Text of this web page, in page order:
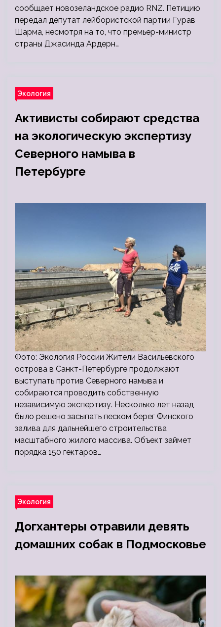
сообщает новозеландское радио RNZ. Петицию
передал депутат лейбористской партии Гурав
Шарма, несмотря на то, что премьер-министр
страны Джасинда Ардерн…
Экология
Активисты собирают средства
на экологическую экспертизу
Северного намыва в
Петербурге
Фото: Экология России Жители Васильевского
острова в Санкт-Петербурге продолжают
выступать против Северного намыва и
собираются проводить собственную
независимую экспертизу. Несколько лет назад
было решено засыпать песком берег Финского
залива для дальнейшего строительства
масштабного жилого массива. Объект займет
порядка 150 гектаров…
Экология
Догхантеры отравили девять
домашних собак в Подмосковье